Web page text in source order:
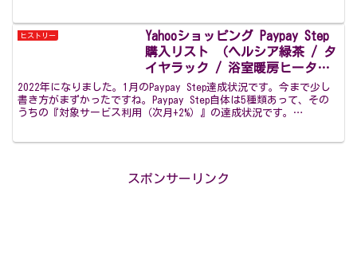
ヒストリー
Yahooショッピング Paypay Step
購入リスト （ヘルシア緑茶 / タ
イヤラック / 浴室暖房ヒータ
ー） 2022年1月
2022年になりました。1月のPaypay Step達成状況です。今まで少し
書き方がまずかったですね。Paypay Step自体は5種類あって、その
うちの『対象サービス利用（次月+2%）』の達成状況です。
スポンサーリンク